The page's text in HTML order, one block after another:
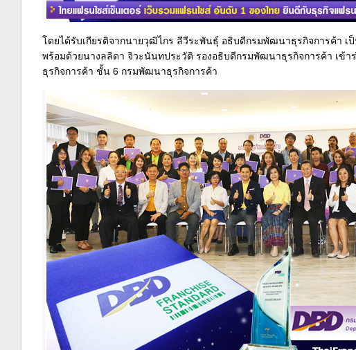
โดยได้รับเกียรติจากนายวุฒิไกร ลีวีระพันธุ์ อธิบดีกรมพัฒนาธุรกิจการค้า
พร้อมด้วยนางลลิดา จิวะนันทประวัติ รองอธิบดีกรมพัฒนาธุรกิจการค้า เข้
ธุรกิจการค้า ชั้น 6 กรมพัฒนาธุรกิจการค้า